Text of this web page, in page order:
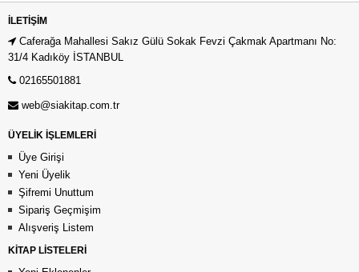
İLETIŞIM
Caferağa Mahallesi Sakız Gülü Sokak Fevzi Çakmak Apartmanı No:
31/4 Kadıköy İSTANBUL
02165501881
web@siakitap.com.tr
ÜYELİK İŞLEMLERİ
Üye Girişi
Yeni Üyelik
Şifremi Unuttum
Sipariş Geçmişim
Alışveriş Listem
KİTAP LİSTELERİ